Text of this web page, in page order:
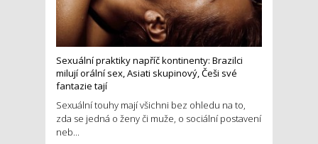
Sexuální praktiky napříč kontinenty: Brazilci
milují orální sex, Asiati skupinový, Češi své
fantazie tají
Sexuální touhy mají všichni bez ohledu na to,
zda se jedná o ženy či muže, o sociální postavení
neb...